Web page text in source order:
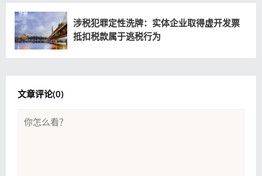
涉税犯罪定性洗牌：实体企业取得虚开发票
抵扣税款属于逃税行为
文章评论(0)